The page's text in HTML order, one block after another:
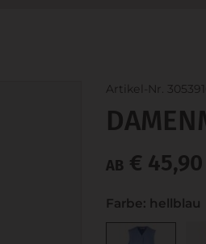
Artikel-Nr.
AB € 45,90
Farbe: hellblau